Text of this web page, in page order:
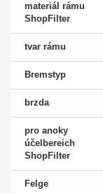
materiál rámu
ShopFilter
tvar rámu
Bremstyp
brzda
pro anoky
účelbereich
ShopFilter
Felge